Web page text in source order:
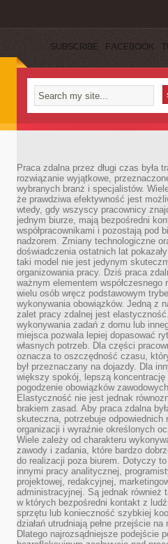
SUBSCRIBE FACEBOOK
Praca zdalna przez długi czas była
rozwiązanie wyjątkowe,
wybranych branż i specjalistów.
że prawdziwa efektywność jest
wtedy, gdy wszyscy pracownicy
jednym biurze, mają bezpośredni
współpracownikami i pozostają pod
nadzorem. Zmiany technologiczne
doświadczenia ostatnich lat
taki model nie jest jedynym
organizowania pracy. Dziś praca
ważnym elementem współczesnego
wielu osób wręcz podstawowym
wykonywania obowiązków. Jedną z
zalet pracy zdalnej jest
wykonywania zadań z domu lub
miejsca pozwala lepiej dopasować
własnych potrzeb. Dla części
oznacza to oszczędność czasu,
był przeznaczany na dojazdy. Dla
większy spokój, lepszą koncentrację
pogodzenie obowiązków
Elastyczność nie jest jednak
brakiem zasad. Aby praca zdalna
skuteczna, potrzebuje odpowiednich
organizacji i wyraźnie określonych
Wiele zależy od charakteru
zawody i zadania, które bardzo
do realizacji poza biurem. Dotyczy
innymi pracy analitycznej,
projektowej, redakcyjnej,
administracyjnej. Są jednak również
w których bezpośredni kontakt z
sprzętu lub konieczność szybkiej
działań utrudniają pełne przejście na
Dlatego najrozsądniejsze podejście